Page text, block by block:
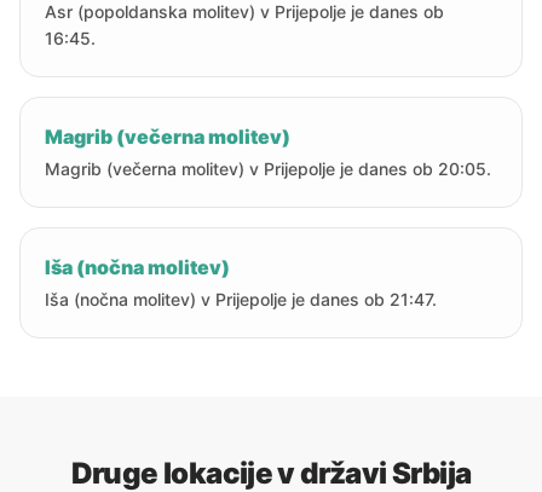
Asr (popoldanska molitev) v Prijepolje je danes ob
16:45.
Magrib (večerna molitev)
Magrib (večerna molitev) v Prijepolje je danes ob 20:05.
Iša (nočna molitev)
Iša (nočna molitev) v Prijepolje je danes ob 21:47.
Druge lokacije v državi Srbija